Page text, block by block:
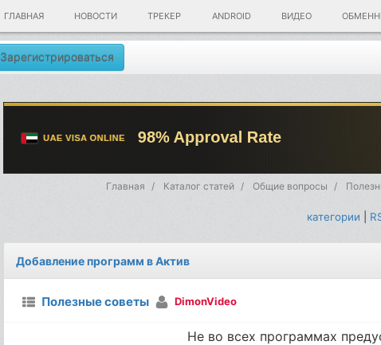
ГЛАВНАЯ НОВОСТИ ТРЕКЕР ANDROID ВИДЕО
Зарегистрироваться
Главная Каталог статей Общие вопросы
категории
Добавление программ в Актив
Полезные советы DimonVideo
Не во всех программах